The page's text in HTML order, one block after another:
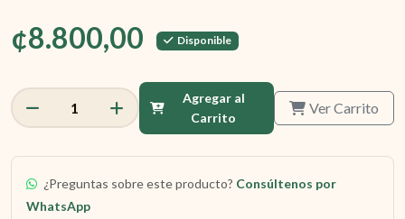
¢8.800,00 Disponible
1
Agregar al
Carrito
Ver Carrito
¿Preguntas sobre este producto? Consúltenos por
WhatsApp